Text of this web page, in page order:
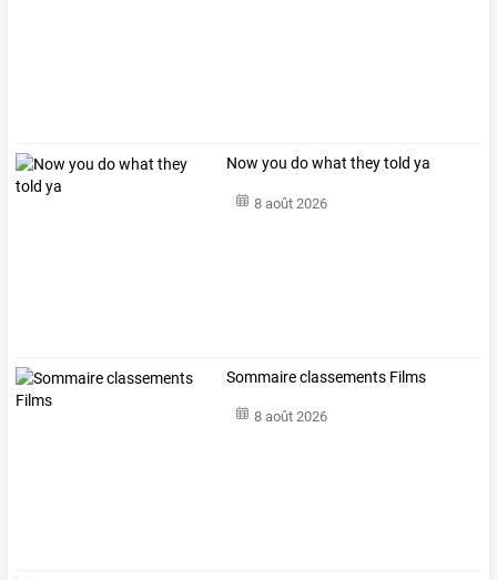
Now you do what they told ya
8 août 2026
Sommaire classements Films
8 août 2026